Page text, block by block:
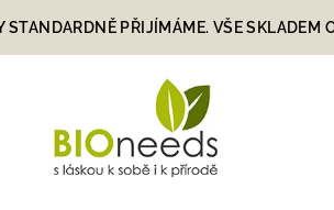
STANDARDNĚ PŘIJÍMÁME. VŠE SKLADEM